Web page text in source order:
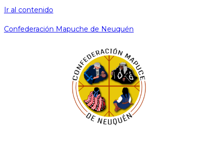
Ir al contenido
Confederación Mapuche de Neuquén